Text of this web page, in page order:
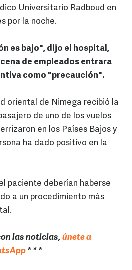
Universitario Radboud en
por la noche.
es bajo", dijo el hospital,
de empleados entrara
como "precaución".
oriental de Nimega recibió la
de uno de los vuelos
en los Países Bajos y
ha dado positivo en la
paciente deberían haberse
a un procedimiento más
las noticias, únete a
* * *